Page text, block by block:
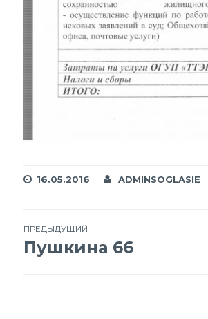
16.05.2016 ADMINSOGLASIE
Навигация
ПРЕДЫДУЩИЙ
Пушкина 66